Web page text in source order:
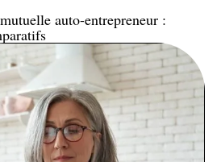
auto-entrepreneur :